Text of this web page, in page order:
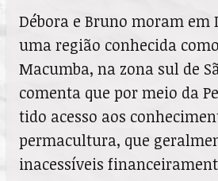
Débora e Bruno moram em
uma região conhecida
Macumba, na zona sul de
comenta que por meio da
tido acesso aos
permacultura, que
inacessíveis